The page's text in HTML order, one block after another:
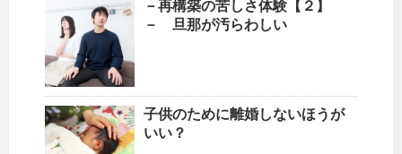
－再構築の苦しさ体験【２】
－ 旦那が汚らわしい
子供のために離婚しないほうが
いい？